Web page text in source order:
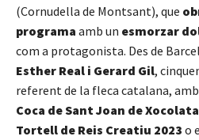
(Cornudella de Montsant), que
programa amb un esmorzar
com a protagonista. Des de
Esther Real i Gerard Gil,
referent de la fleca catalana,
Coca de Sant Joan de
Tortell de Reis Creatiu 2023 o